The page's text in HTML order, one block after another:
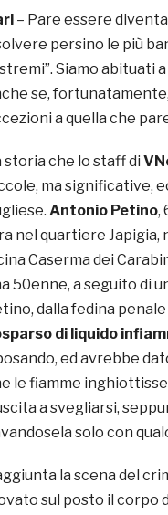
– Pare essere
persino le più
Siamo abituati a
se,
a quella che
storia che lo staff di
ma significative,
Antonio Petino,
nel quartiere
Caserma dei
50enne, a seguito di
dalla fedina
di liquido
ed avrebbe
le fiamme
a svegliarsi,
solo con
la scena del
sul posto il corpo